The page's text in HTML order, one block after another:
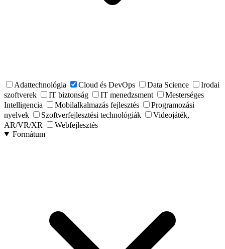
Adattechnológia Cloud és DevOps Data Science
Irodai
szoftverek
IT biztonság IT menedzsment
Mesterséges
Intelligencia
Mobilalkalmazás fejlesztés
Programozási
nyelvek
Szoftverfejlesztési technológiák
Videojáték,
AR/VR/XR
Webfejlesztés
Formátum